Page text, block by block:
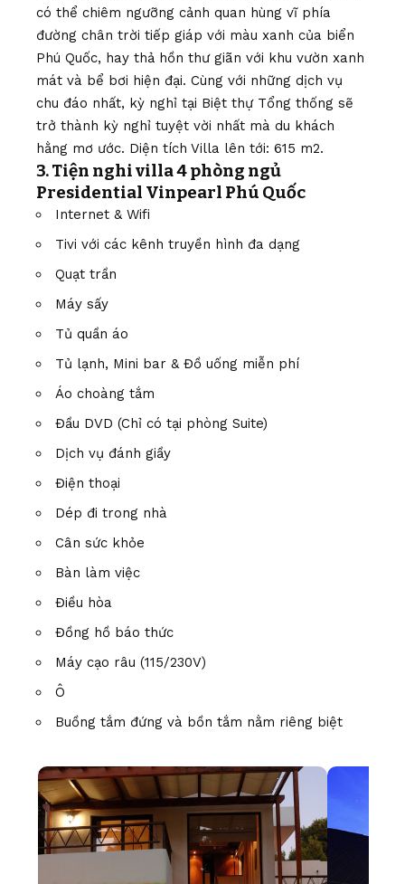
có thể chiêm ngưỡng cảnh quan hùng vĩ phía
đường chân trời tiếp giáp với màu xanh của biển
Phú Quốc, hay thả hồn thư giãn với khu vườn xanh
mát và bể bơi hiện đại. Cùng với những dịch vụ
chu đáo nhất, kỳ nghỉ tại Biệt thự Tổng thống sẽ
trở thành kỳ nghỉ tuyệt vời nhất mà du khách
hằng mơ ước. Diện tích Villa lên tới: 615 m2.
3. Tiện nghi villa 4 phòng ngủ
Presidential Vinpearl Phú Quốc
Internet & Wifi
Tivi với các kênh truyền hình đa dạng
Quạt trần
Máy sấy
Tủ quần áo
Tủ lạnh, Mini bar & Đồ uống miễn phí
Áo choàng tắm
Đầu DVD (Chỉ có tại phòng Suite)
Dịch vụ đánh giầy
Điện thoại
Dép đi trong nhà
Cân sức khỏe
Bàn làm việc
Điều hòa
Đồng hồ báo thức
Máy cạo râu (115/230V)
Ô
Buồng tắm đứng và bồn tắm nằm riêng biệt